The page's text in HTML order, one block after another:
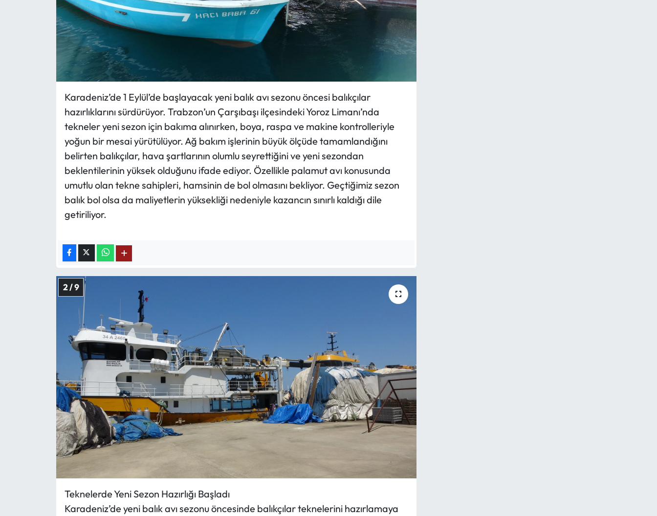
Karadeniz’de 1 Eylül’de başlayacak yeni balık avı sezonu öncesi balıkçılar
hazırlıklarını sürdürüyor. Trabzon’un Çarşıbaşı ilçesindeki Yoroz Limanı’nda
tekneler yeni sezon için bakıma alınırken, boya, raspa ve makine kontrolleriyle
yoğun bir mesai yürütülüyor. Ağ bakım işlerinin büyük ölçüde tamamlandığını
belirten balıkçılar, hava şartlarının olumlu seyrettiğini ve yeni sezondan
beklentilerinin yüksek olduğunu ifade ediyor. Özellikle palamut avı konusunda
umutlu olan tekne sahipleri, hamsinin de bol olmasını bekliyor. Geçtiğimiz sezon
balık bol olsa da maliyetlerin yüksekliği nedeniyle kazancın sınırlı kaldığı dile
getiriliyor.
2 / 9
Teknelerde Yeni Sezon Hazırlığı Başladı
Karadeniz’de yeni balık avı sezonu öncesinde balıkçılar teknelerini hazırlamaya